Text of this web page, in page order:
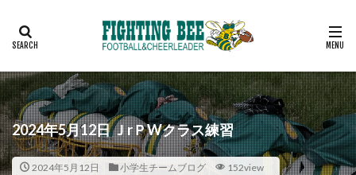
2024年5月12日 ＪrＰWクラス練習
2024年5月12日 小学生チームブログ 152view
カテゴリー
検索